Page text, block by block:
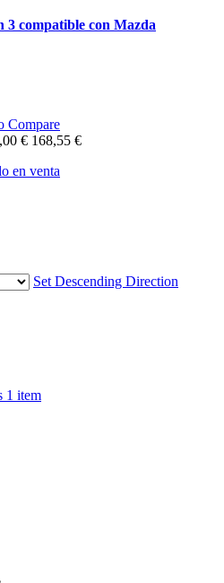
3 compatible con Mazda
Compare
€ 168,55 €
en venta
Set Descending Direction
1 item